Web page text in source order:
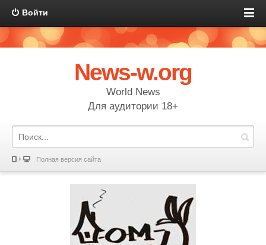
Войти
News-w.org
World News
Для аудитории 18+
Полная версия сайта